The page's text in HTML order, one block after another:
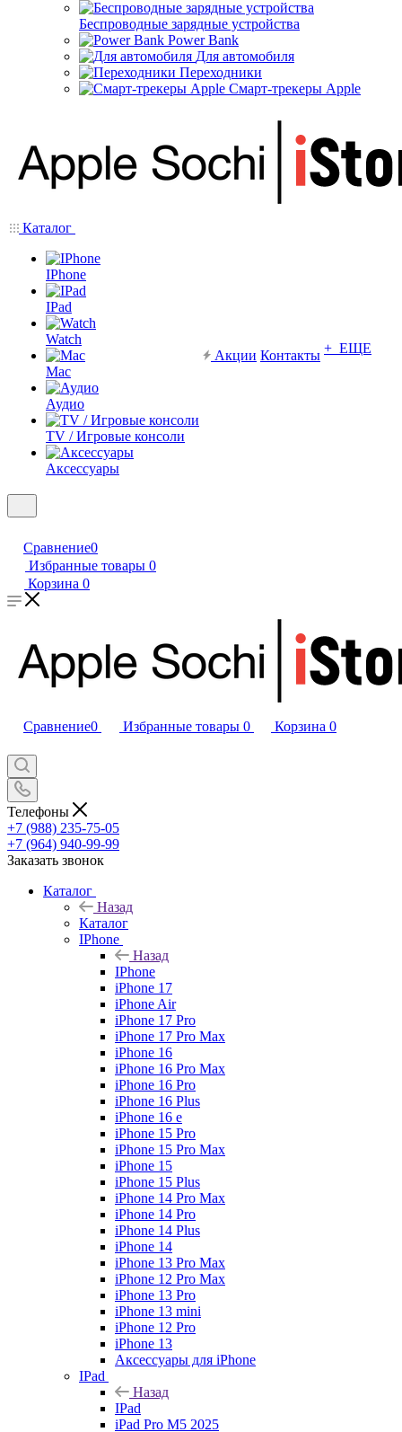
Беспроводные зарядные устройства
Power Bank
Для автомобиля
Переходники
Смарт-трекеры Apple
Каталог
IPhone
IPad
Watch
Mac
Аудио
TV / Игровые консоли
Аксессуары
Акции Контакты + ЕЩЕ
Сравнение0
Избранные товары 0
Корзина 0
Сравнение0 Избранные товары 0 Корзина 0
Телефоны
+7 (988) 235-75-05
+7 (964) 940-99-99
Заказать звонок
Каталог
Назад
Каталог
IPhone
Назад
IPhone
iPhone 17
iPhone Air
iPhone 17 Pro
iPhone 17 Pro Max
iPhone 16
iPhone 16 Pro Max
iPhone 16 Pro
iPhone 16 Plus
iPhone 16 e
iPhone 15 Pro
iPhone 15 Pro Max
iPhone 15
iPhone 15 Plus
iPhone 14 Pro Max
iPhone 14 Pro
iPhone 14 Plus
iPhone 14
iPhone 13 Pro Max
iPhone 12 Pro Max
iPhone 13 Pro
iPhone 13 mini
iPhone 12 Pro
iPhone 13
Аксессуары для iPhone
IPad
Назад
IPad
iPad Pro M5 2025